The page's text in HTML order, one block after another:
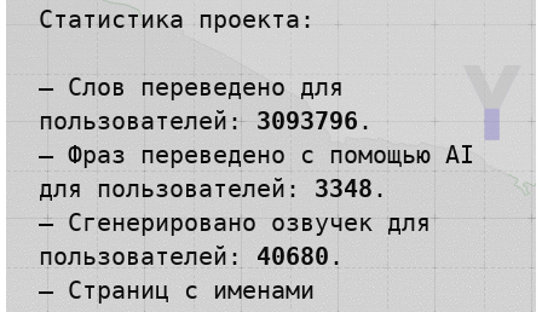
Статистика проекта:
— Слов переведено для
пользователей:3093796.
— Фраз переведено с помощью AI
для пользователей: 3348.
— Сгенерировано озвучек для
пользователей: 40680 .
— Страниц с именами